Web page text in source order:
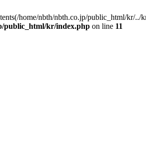
home/nbth/nbth.co.jp/public_html/kr/../
public_html/kr/index.php on line 11